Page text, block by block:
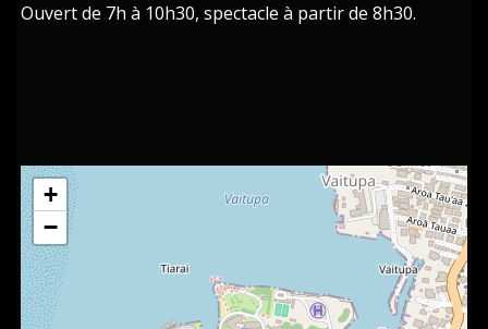
Ouvert de 7h à 10h30, spectacle à partir de 8h30.
+
−